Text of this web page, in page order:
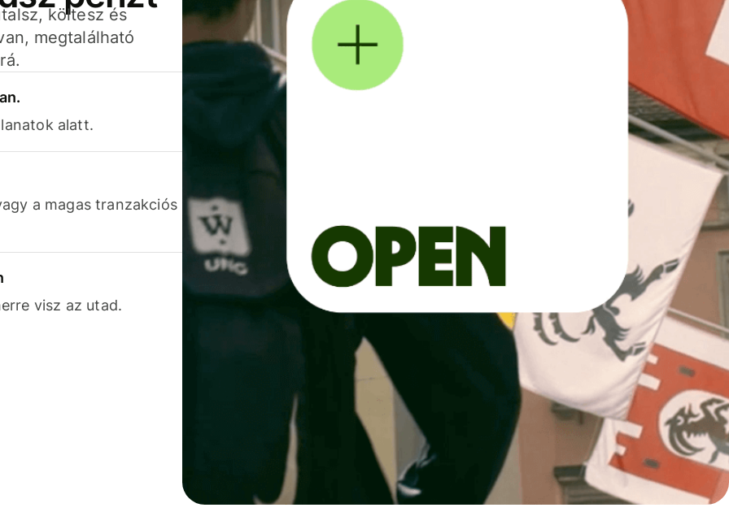
költesz és
megtalálható
alatt.
a magas tranzakciós
visz az utad.